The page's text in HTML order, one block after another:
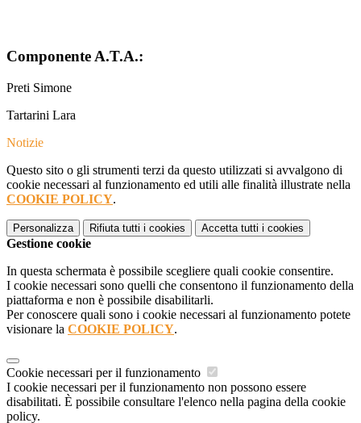
Componente A.T.A.:
Preti Simone
Tartarini Lara
Notizie
Questo sito o gli strumenti terzi da questo utilizzati si avvalgono di
cookie necessari al funzionamento ed utili alle finalità illustrate nella
COOKIE POLICY.
Personalizza Rifiuta tutti i cookies Accetta tutti i cookies
Gestione cookie
In questa schermata è possibile scegliere quali cookie consentire.
I cookie necessari sono quelli che consentono il funzionamento della
piattaforma e non è possibile disabilitarli.
Per conoscere quali sono i cookie necessari al funzionamento potete
visionare la COOKIE POLICY.
Cookie necessari per il funzionamento
I cookie necessari per il funzionamento non possono essere
disabilitati. È possibile consultare l'elenco nella pagina della cookie
policy.